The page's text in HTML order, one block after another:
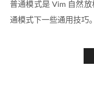
普通模式是 Vim 自然
通模式下一些通用技巧。